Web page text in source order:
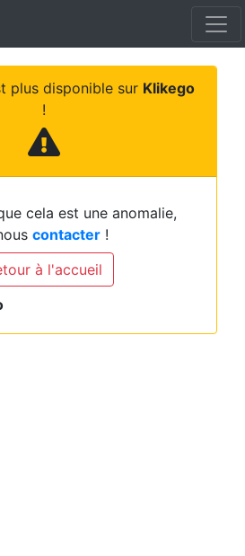
plus disponible sur Klikego
!
cela est une anomalie,
contacter !
à l'accueil